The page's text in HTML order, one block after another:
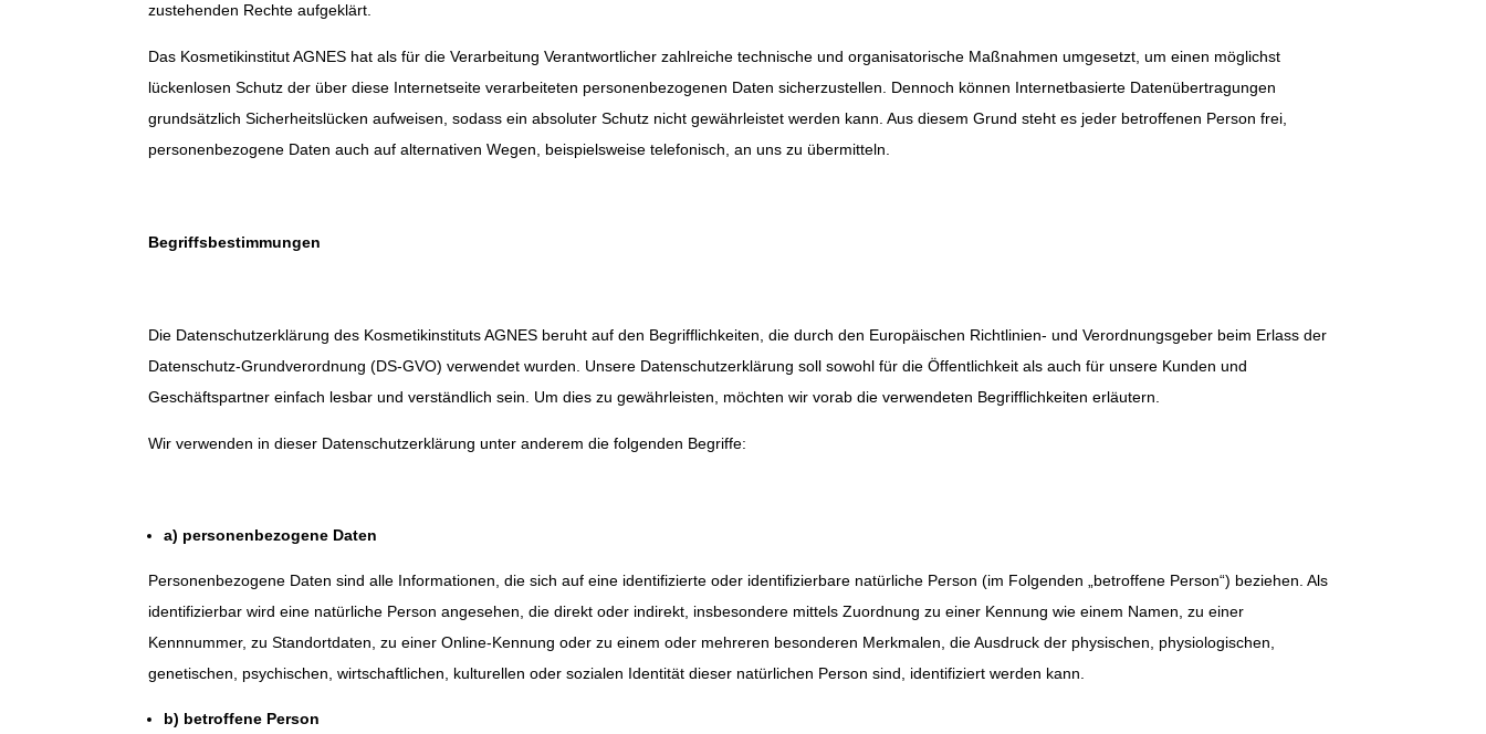
zustehenden Rechte aufgeklärt.
Das Kosmetikinstitut AGNES hat als für die Verarbeitung Verantwortlicher zahlreiche technische und organisatorische Maßnahmen umgesetzt, um einen möglichst
lückenlosen Schutz der über diese Internetseite verarbeiteten personenbezogenen Daten sicherzustellen. Dennoch können Internetbasierte Datenübertragungen
grundsätzlich Sicherheitslücken aufweisen, sodass ein absoluter Schutz nicht gewährleistet werden kann. Aus diesem Grund steht es jeder betroffenen Person frei,
personenbezogene Daten auch auf alternativen Wegen, beispielsweise telefonisch, an uns zu übermitteln.
Begriffsbestimmungen
Die Datenschutzerklärung des Kosmetikinstituts AGNES beruht auf den Begrifflichkeiten, die durch den Europäischen Richtlinien- und Verordnungsgeber beim Erlass der
Datenschutz-Grundverordnung (DS-GVO) verwendet wurden. Unsere Datenschutzerklärung soll sowohl für die Öffentlichkeit als auch für unsere Kunden und
Geschäftspartner einfach lesbar und verständlich sein. Um dies zu gewährleisten, möchten wir vorab die verwendeten Begrifflichkeiten erläutern.
Wir verwenden in dieser Datenschutzerklärung unter anderem die folgenden Begriffe:
a) personenbezogene Daten
Personenbezogene Daten sind alle Informationen, die sich auf eine identifizierte oder identifizierbare natürliche Person (im Folgenden „betroffene Person“) beziehen. Als
identifizierbar wird eine natürliche Person angesehen, die direkt oder indirekt, insbesondere mittels Zuordnung zu einer Kennung wie einem Namen, zu einer
Kennnummer, zu Standortdaten, zu einer Online-Kennung oder zu einem oder mehreren besonderen Merkmalen, die Ausdruck der physischen, physiologischen,
genetischen, psychischen, wirtschaftlichen, kulturellen oder sozialen Identität dieser natürlichen Person sind, identifiziert werden kann.
b) betroffene Person